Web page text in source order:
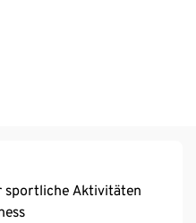
sportliche Aktivitäten